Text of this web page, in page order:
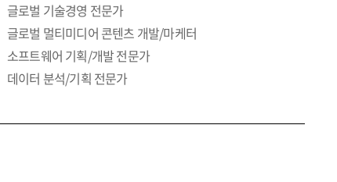
글로벌 기술경영 전문가
글로벌 멀티미디어 콘텐츠 개발/마케터
소프트웨어 기획/개발 전문가
데이터 분석/기획 전문가